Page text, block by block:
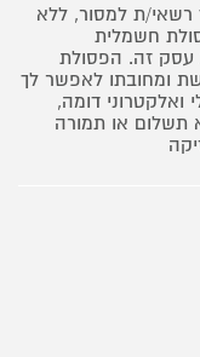
רשאי/ת למסור, ללא
חשמלית
עסק זה. הפסולת
ומחובתו לאפשר לך
דומה,
תשלום או תמורה